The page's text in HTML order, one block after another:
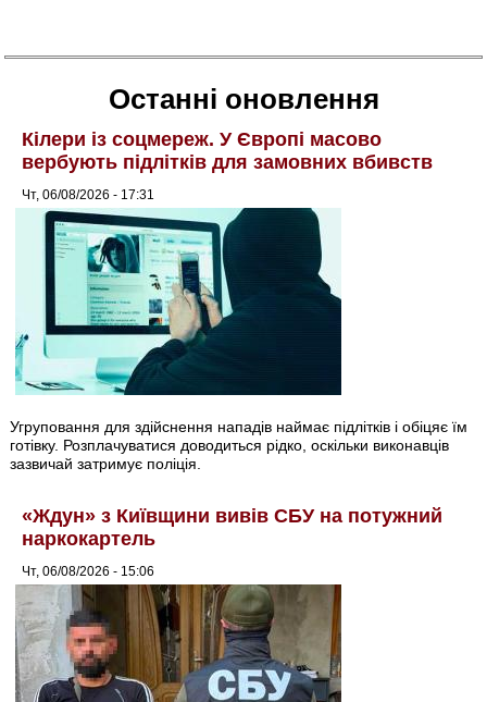
Останні оновлення
Кілери із соцмереж. У Європі масово
вербують підлітків для замовних вбивств
Чт, 06/08/2026 - 17:31
Угруповання для здійснення нападів наймає підлітків і обіцяє їм
готівку. Розплачуватися доводиться рідко, оскільки виконавців
зазвичай затримує поліція.
«Ждун» з Київщини вивів СБУ на потужний
наркокартель
Чт, 06/08/2026 - 15:06